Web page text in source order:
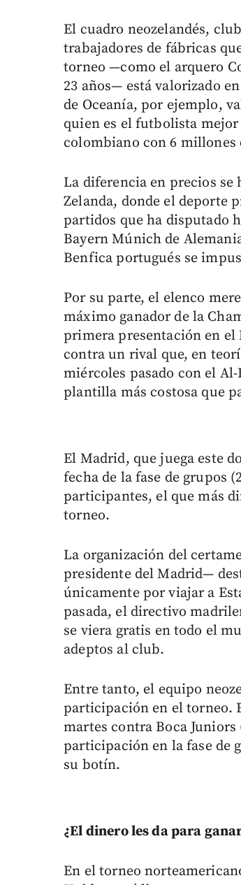
El cuadro neozelandés,
trabajadores de fábricas
torneo —como el arquero
23 años— está valorizado
de Oceanía, por ejemplo,
quien es el futbolista mejor
colombiano con 6 millones
La diferencia en precios se
Zelanda, donde el deporte
partidos que ha disputado
Bayern Múnich de
Benfica portugués se
Por su parte, el elenco
máximo ganador de la
primera presentación en el
contra un rival que, en
miércoles pasado con el
plantilla más costosa que
El Madrid, que juega este
fecha de la fase de grupos
participantes, el que más
torneo.
La organización del
presidente del Madrid—
únicamente por viajar a
pasada, el directivo
se viera gratis en todo el
adeptos al club.
Entre tanto, el equipo
participación en el torneo.
martes contra Boca
participación en la fase de
su botín.
¿El dinero les da para
En el torneo